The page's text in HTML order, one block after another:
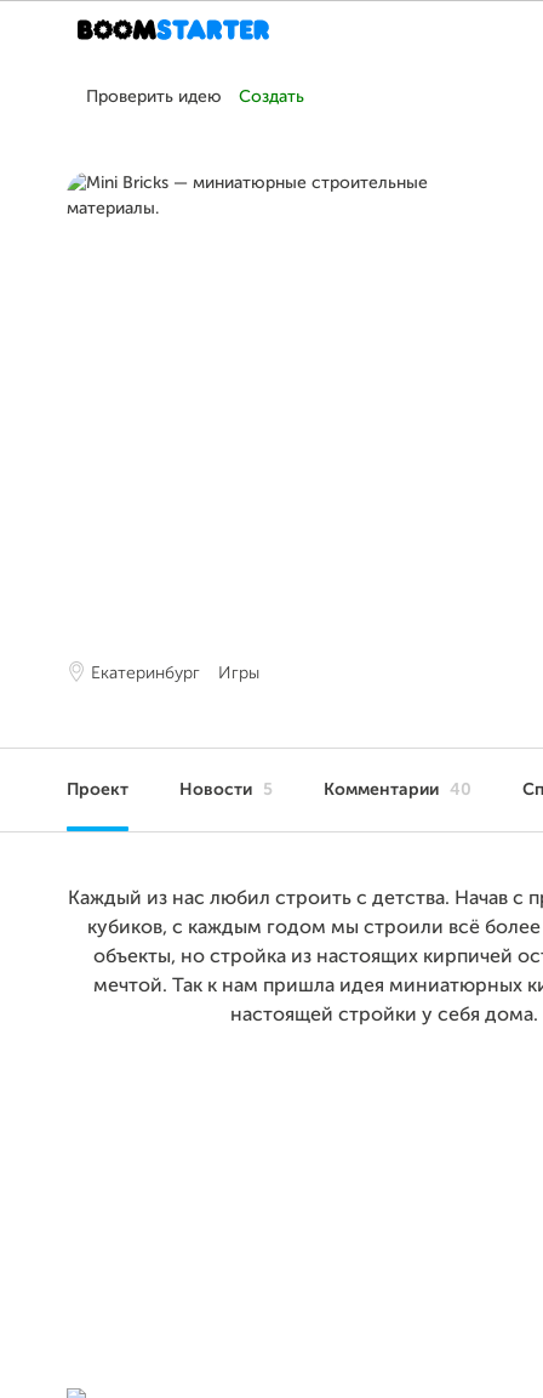
Проверить идею Создать
Екатеринбург Игры
Проект Новости 5 Комментарии 40
Каждый из нас любил строить с детства. Начав с
кубиков, с каждым годом мы строили всё
объекты, но стройка из настоящих кирпичей
мечтой. Так к нам пришла идея миниатюрных
настоящей стройки у себя дома.